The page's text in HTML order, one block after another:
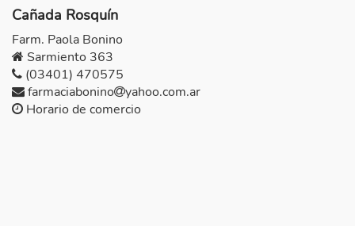
Cañada Rosquín
Farm. Paola Bonino
Sarmiento 363
(03401) 470575
farmaciabonino
yahoo.com.ar
Horario de comercio